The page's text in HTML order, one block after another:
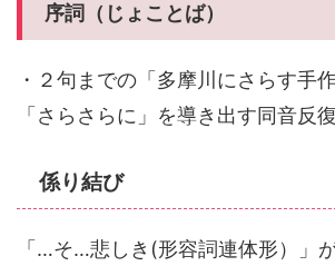
序詞（じょことば）
・２句までの「多摩川にさらす手
「さらさらに」を導き出す同音反
係り結び
「…そ…悲しき(形容詞連体形）」